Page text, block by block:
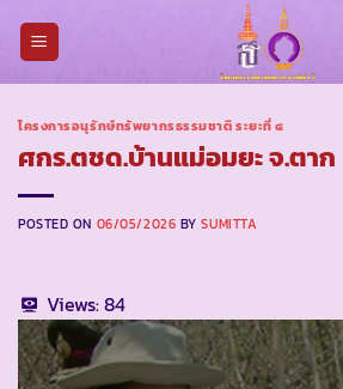
โครงการอนุรักษ์ทรัพยากรธรรมชาติ ระยะที่ ๔
ศกร.ตชด.บ้านแม่อมยะ จ.ตาก
POSTED ON 06/05/2026 BYSUMITTA
Views:84